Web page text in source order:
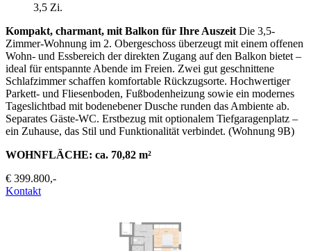
3,5 Zi.
Kompakt, charmant, mit Balkon für Ihre Auszeit Die 3,5-
Zimmer-Wohnung im 2. Obergeschoss überzeugt mit einem offenen
Wohn- und Essbereich der direkten Zugang auf den Balkon bietet –
ideal für entspannte Abende im Freien. Zwei gut geschnittene
Schlafzimmer schaffen komfortable Rückzugsorte. Hochwertiger
Parkett- und Fliesenboden, Fußbodenheizung sowie ein modernes
Tageslichtbad mit bodenebener Dusche runden das Ambiente ab.
Separates Gäste-WC. Erstbezug mit optionalem Tiefgaragenplatz –
ein Zuhause, das Stil und Funktionalität verbindet. (Wohnung 9B)
WOHNFLÄCHE: ca. 70,82 m²
€ 399.800,-
Kontakt